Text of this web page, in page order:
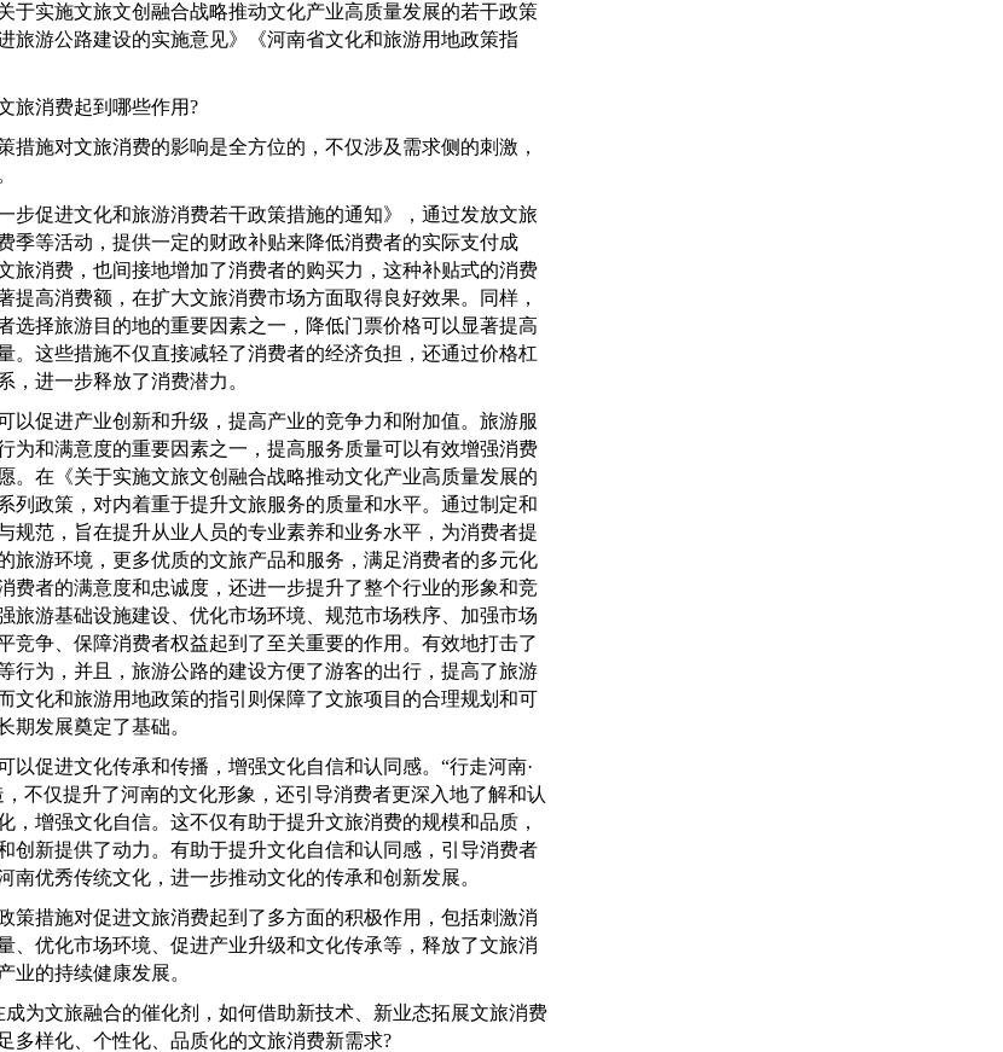
实施文旅文创融合战略推动文化产业高质量发展的若干政策
旅游公路建设的实施意见》《河南省文化和旅游用地政策指
消费起到哪些作用?
措施对文旅消费的影响是全方位的，不仅涉及需求侧的刺激，
促进文化和旅游消费若干政策措施的通知》，通过发放文旅
季等活动，提供一定的财政补贴来降低消费者的实际支付成
旅消费，也间接地增加了消费者的购买力，这种补贴式的消费
提高消费额，在扩大文旅消费市场方面取得良好效果。同样，
选择旅游目的地的重要因素之一，降低门票价格可以显著提高
。这些措施不仅直接减轻了消费者的经济负担，还通过价格杠
，进一步释放了消费潜力。
促进产业创新和升级，提高产业的竞争力和附加值。旅游服
为和满意度的重要因素之一，提高服务质量可以有效增强消费
。在《关于实施文旅文创融合战略推动文化产业高质量发展的
列政策，对内着重于提升文旅服务的质量和水平。通过制定和
规范，旨在提升从业人员的专业素养和业务水平，为消费者提
旅游环境，更多优质的文旅产品和服务，满足消费者的多元化
费者的满意度和忠诚度，还进一步提升了整个行业的形象和竞
旅游基础设施建设、优化市场环境、规范市场秩序、加强市场
竞争、保障消费者权益起到了至关重要的作用。有效地打击了
行为，并且，旅游公路的建设方便了游客的出行，提高了旅游
文化和旅游用地政策的指引则保障了文旅项目的合理规划和可
期发展奠定了基础。
促进文化传承和传播，增强文化自信和认同感。“行走河南·
不仅提升了河南的文化形象，还引导消费者更深入地了解和认
，增强文化自信。这不仅有助于提升文旅消费的规模和品质，
创新提供了动力。有助于提升文化自信和认同感，引导消费者
南优秀传统文化，进一步推动文化的传承和创新发展。
措施对促进文旅消费起到了多方面的积极作用，包括刺激消
、优化市场环境、促进产业升级和文化传承等，释放了文旅消
业的持续健康发展。
成为文旅融合的催化剂，如何借助新技术、新业态拓展文旅消费
多样化、个性化、品质化的文旅消费新需求?